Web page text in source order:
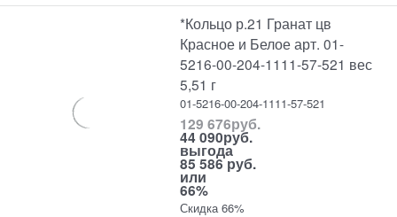
*Кольцо р.21 Гранат цв
Красное и Белое арт. 01-
5216-00-204-1111-57-521 вес
5,51 г
01-5216-00-204-1111-57-521
129 676руб.
44 090руб.
выгода
85 586 руб.
или
66%
Скидка 66%